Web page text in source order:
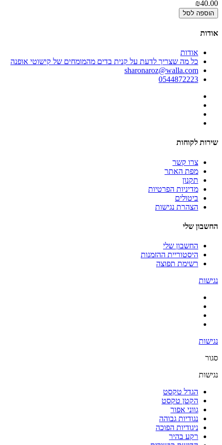
₪40.00
הוספה לסל
אודות
אודות
כל מה שצריך לדעת על קנית בדים מהמומחים של קישוטי אופנה
sharonaroz@walla.com
0544872223
שירות לקוחות
צרו קשר
מפת האתר
תקנון
מדיניות הפרטיות
ביטולים
הצהרת נגישות
החשבון שלי
החשבון שלי
היסטוריית ההזמנות
רשימת תפוצה
נגישות
נגישות
סגור
נגישות
הגדל טקסט
הקטן טקסט
גווני אפור
נגודיות גבוהה
ניגודיות הפוכה
רקע בהיר